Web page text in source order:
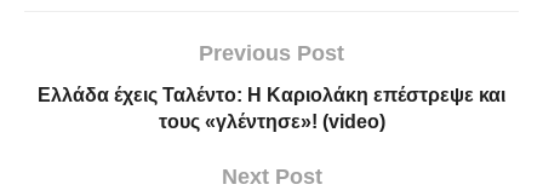
Previous Post
Ελλάδα έχεις Ταλέντο: Η Καριολάκη επέστρεψε και
τους «γλέντησε»! (video)
Next Post